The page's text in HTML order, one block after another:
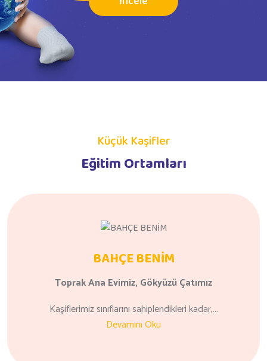
Küçük Kaşifler
Eğitim Ortamları
BAHÇE BENİM
Toprak Ana Evimiz, Gökyüzü Çatımız
Kaşiflerimiz sınıflarını sahiplendikleri kadar,…
Devamını Oku